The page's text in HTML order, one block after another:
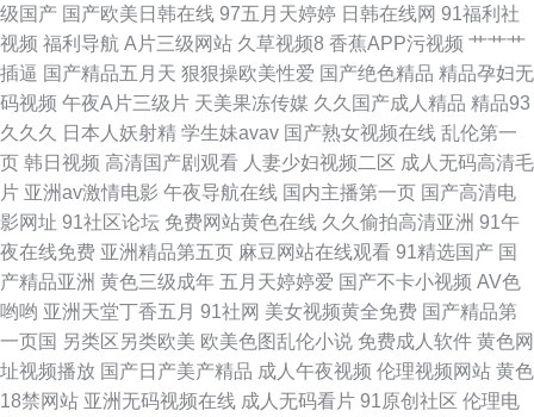
少女的谎言第一季电视剧 原来神马电影电视剧网 成人浮力影院 熟女a资源 福
利色黄在线好看 日韩特黄一级e片 国产第16页 天堂αV视频 国产放荡对 世界
就在眼前 最新AV 欧美岛国123 69伊人 免费成人福利 中文字幕大看焦在线看
了在线观看视频 中文字幕在线观看网址 蜜臀ab 中文字幕AV影片在线手机播
放 能看的黄a大片网站 91大片成人痘音 欧美激情国产日韩 97婷婷四色播 欧
美性爱一区二区三区欧美精品 肏屄狼人社区 日本护士 wwwcom深夜 日本人
操日本人 成全免费大全高清 日本女优婷婷 国产福利区视频 丝袜少妇足交 国
级国产 国产欧美日韩在线 97五月天婷婷 日韩在线网 91福利社
视频 福利导航 A片三级网站 久草视频8 香蕉APP污视频 艹艹艹
插逼 国产精品五月天 狠狠操欧美性爱 国产绝色精品 精品孕妇无
码视频 午夜A片三级片 天美果冻传媒 久久国产成人精品 精品93
久久久
日本人妖射精 学生妹avav 国产熟女视频在线 乱伦第一
页 韩日视频 高清国产剧观看 人妻少妇视频二区 成人无码高清毛
片 亚洲av激情电影 午夜导航在线 国内主播第一页 国产高清电
影网址 91社区论坛 免费网站黄色在线 久久偷拍高清亚洲 91午
夜在线免费 亚洲精品第五页 麻豆网站在线观看 91精选国产 国
产精品亚洲 黄色三级成年 五月天婷婷爱 国产不卡小视频 AV色
哟哟 亚洲天堂丁香五月 91社网 美女视频黄全免费 国产精品第
一页国 另类区另类欧美 欧美色图乱伦小说 免费成人软件 黄色网
址视频播放 国产日产美产精品 成人午夜视频 伦理视频网站 黄色
18禁网站 亚洲无码视频在线 成人无码看片 91原创社区 伦理电